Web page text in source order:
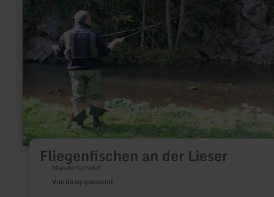
Fliegenfischen an der Lieser
Manderscheid
Vandaag geopend
Fliegenfischen